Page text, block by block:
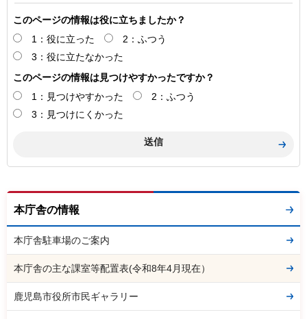
このページの情報は役に立ちましたか？
1：役に立った
2：ふつう
3：役に立たなかった
このページの情報は見つけやすかったですか？
1：見つけやすかった
2：ふつう
3：見つけにくかった
本庁舎の情報
本庁舎駐車場のご案内
本庁舎の主な課室等配置表(令和8年4月現在）
鹿児島市役所市民ギャラリー